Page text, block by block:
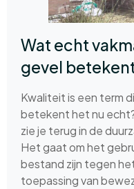
Wat echt
gevel
Kwaliteit is een term
betekent het nu
zie je terug in de
Het gaat om het
bestand zijn tegen
toepassing van